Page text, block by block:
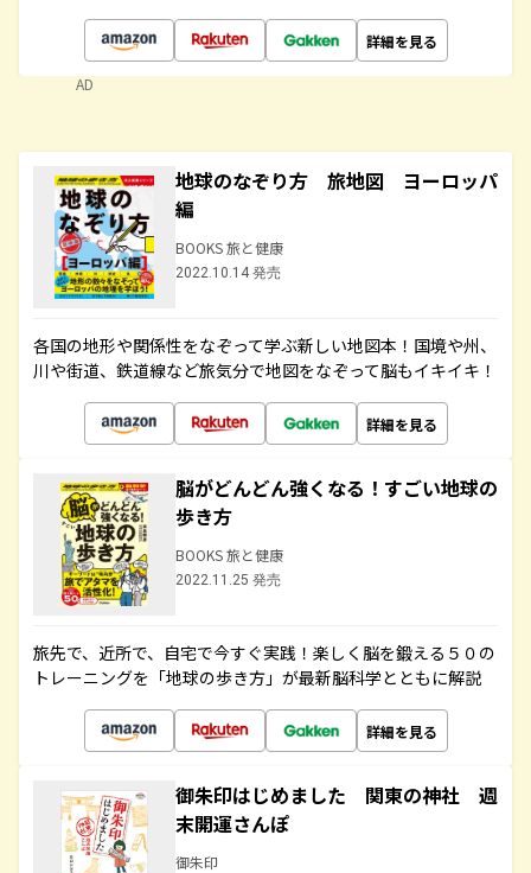
詳細を見る
AD
地球のなぞり方 旅地図 ヨーロッパ
編
BOOKS 旅と健康
2022.10.14 発売
各国の地形や関係性をなぞって学ぶ新しい地図本！国境や州、
川や街道、鉄道線など旅気分で地図をなぞって脳もイキイキ！
詳細を見る
脳がどんどん強くなる！すごい地球の
歩き方
BOOKS 旅と健康
2022.11.25 発売
旅先で、近所で、自宅で今すぐ実践！楽しく脳を鍛える５０の
トレーニングを「地球の歩き方」が最新脳科学とともに解説
詳細を見る
御朱印はじめました 関東の神社 週
末開運さんぽ
御朱印